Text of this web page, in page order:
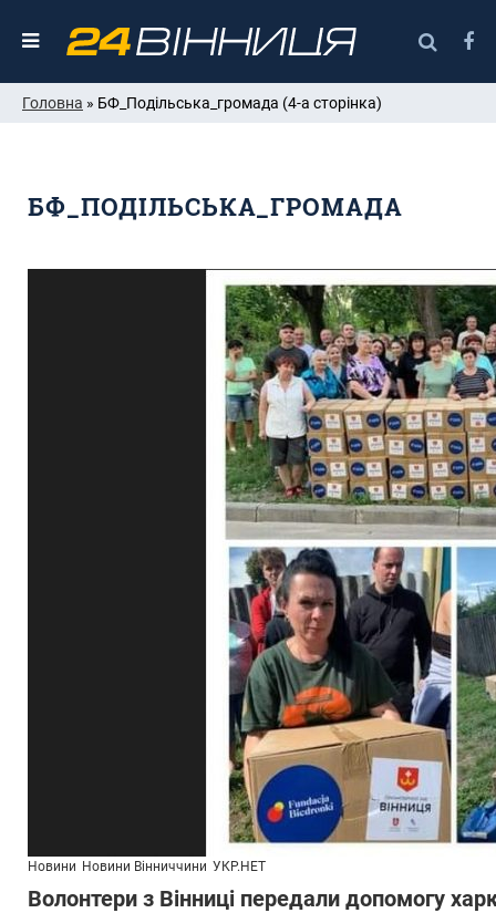
Головна » БФ_Подільська_громада (4-а сторінка)
БФ_ПОДІЛЬСЬКА_ГРОМАДА
Новини Новини Вінниччини УКР.НЕТ
Волонтери з Вінниці передали допомогу